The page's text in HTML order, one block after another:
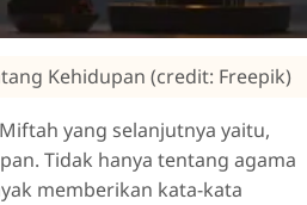
Kehidupan (credit: Freepik)
yang selanjutnya yaitu,
Tidak hanya tentang agama
memberikan kata-kata